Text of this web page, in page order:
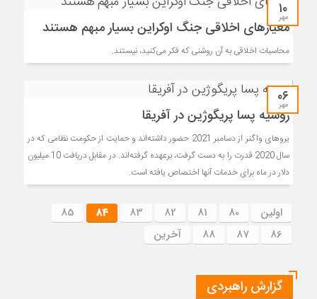
۱۰
مهر
معیارهای اخلاقی جنگ اوکراین بسیار مبهم هستند
محاسبات اخلاقی به آن روشنی که فکر می‌کنید، نیستند.
۰۶
مهر
روسیه پسا پریگوژین در آفریقا
یروهای واگنر از دسامبر 2021 حضور داشته‌اند و حمایت از حکومت نظامی که در
سال 2020 قدرت را به دست گرفت، برعهده گرفته‌اند. در مقابل دریافت 10 میلیون
دلار در ماه برای خدمات آنها اختصاص یافته است.
اولین 80
81
82
83
84
85
86
87
88 آخرین
گزارش راهبردی